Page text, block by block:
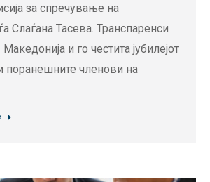
за спречување на
Слаѓана Тасева. Транспаренси
и го честита јубилејот
поранешните членови на